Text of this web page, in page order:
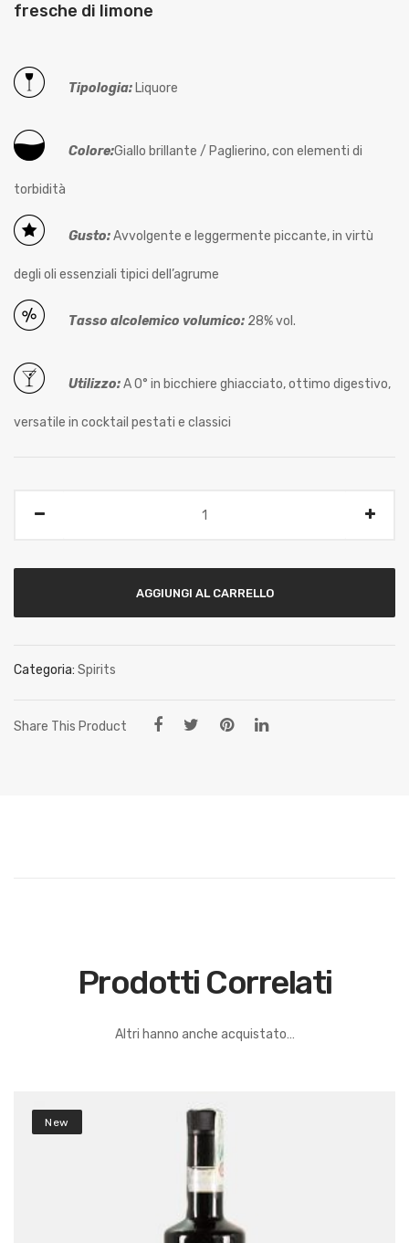
fresche di limone
Tipologia: Liquore
Colore:Giallo brillante / Paglierino, con elementi di
torbidità
Gusto:Avvolgente e leggermente piccante, in virtù
degli oli essenziali tipici dell’agrume
Tasso alcolemico volumico: 28% vol.
Utilizzo:A 0° in bicchiere ghiacciato, ottimo digestivo,
versatile in cocktail pestati e classici
AGGIUNGI AL CARRELLO
Categoria: Spirits
Share This Product
Prodotti Correlati
Altri hanno anche acquistato…
New